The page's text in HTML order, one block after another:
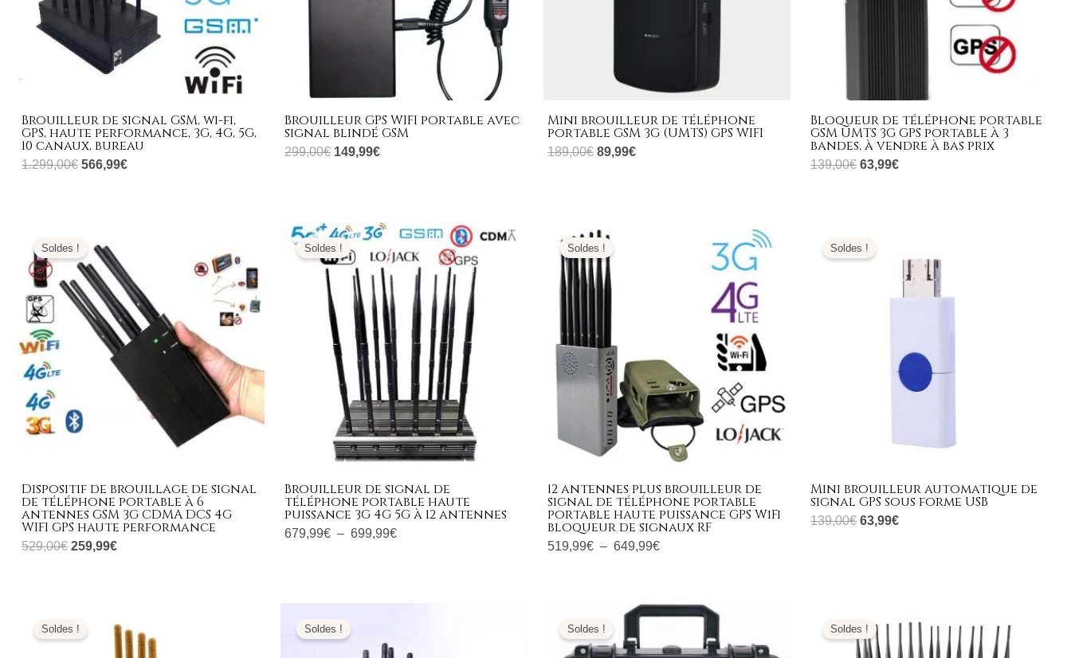
Brouilleur de signal GSM, wi-fi,
GPS, haute performance, 3G, 4G, 5G,
10 canaux, bureau
1.299,00€ 566,99€
Brouilleur GPS WIFI portable avec
signal blindé GSM
299,00€ 149,99€
Mini brouilleur de téléphone
portable GSM 3G (UMTS) GPS WIFI
189,00€ 89,99€
Bloqueur de téléphone portable
GSM UMTS 3G GPS portable à 3
bandes, à vendre à bas prix
139,00€ 63,99€
Soldes !
Dispositif de brouillage de signal
de téléphone portable à 6
antennes GSM 3G CDMA DCS 4G
WIFI GPS haute performance
529,00€
initial
était :
529,00€.
259,99€
est :
259,99€.
Soldes !
Brouilleur de signal de
téléphone portable haute
puissance 3G 4G 5G à 12 antennes
679,99€ – 699,99€
Plage
de
prix :
679,99€
699,99€
Soldes !
12 antennes plus brouilleur de
signal de téléphone portable
portable haute puissance GPS WiFi
bloqueur de signaux RF
519,99€ – 649,99€
Soldes !
Mini brouilleur automatique de
signal GPS sous forme USB
139,00€
initial
139,00€.
63,99€
est :
63,99€.
Soldes !initial
prix
actuel
est :
Soldes !initial
est :
Soldes ! initial
était :
Le
prix
est :
Soldes !
prix
initial
était :
actuel
est :